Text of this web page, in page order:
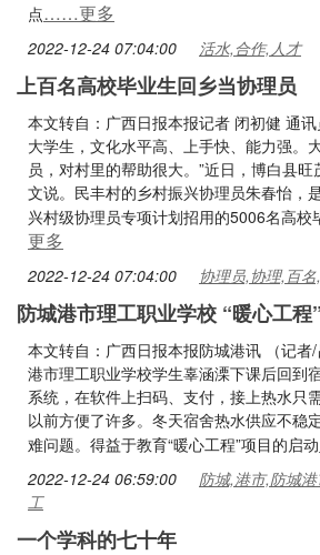
点……更多
2022-12-24 07:04:00 活水,合作,人才
上百名高校毕业生回乡当协理员
本文转自：广西日报本报记者 闭初健 通
大学生，文化水平高、上手快、能力强。
员，对村里的帮助很大。”近日，博白县
文说。民丰村的乡村振兴协理员朱春怡，
兴村级协理员专项计划招用的5006名高校
更多
2022-12-24 07:04:00 协理员,协理,百
防城港市理工职业学校 “暖心工程
本文转自：广西日报本报防城港讯 （记者
港市理工职业学校学生辜涵溧下课后回到
系统，在软件上扫码、支付，接上热水只
以前方便了许多。冬天宿舍热水供应不稳
难问题。得益于教育“暖心工程”项目的启动
2022-12-24 06:59:00
防城,港市,防城
工
一个学科的七十年